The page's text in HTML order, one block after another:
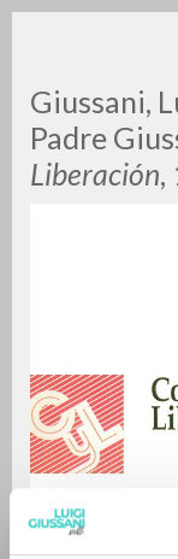
Giussani,
Padre
Liberación,